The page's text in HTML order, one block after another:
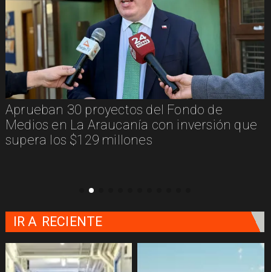
Aprueban 30 proyectos del Fondo de
Medios en La Araucanía con inversión que
supera los $129 millones
IR A RECIENTE